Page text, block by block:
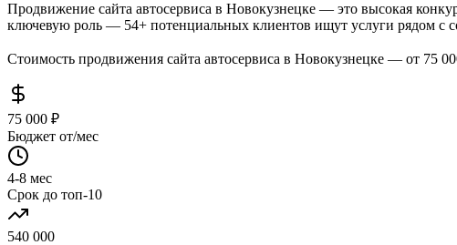
Продвижение сайта автосервиса в Новокузнецке — это высокая
ключевую роль — 54+ потенциальных клиентов ищут услуги рядом с
Стоимость продвижения сайта автосервиса в Новокузнецке — от
75 000 ₽
Бюджет от/мес
4-8 мес
Срок до топ-10
540 000